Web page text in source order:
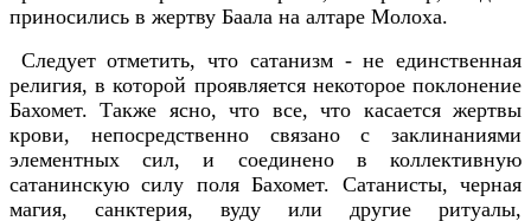
приносились в жертву Баала на алтаре Молоха.
Следует отметить, что сатанизм - не единственная
религия, в которой проявляется некоторое поклонение
Бахомет. Также ясно, что все, что касается жертвы
крови, непосредственно связано с заклинаниями
элементных сил, и соединено в коллективную
сатанинскую силу поля Бахомет. Сатанисты, черная
магия, санктерия, вуду или другие ритуалы,